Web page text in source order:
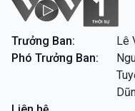
Trưởng Ban:
Lê
Phó Trưởng Ban: